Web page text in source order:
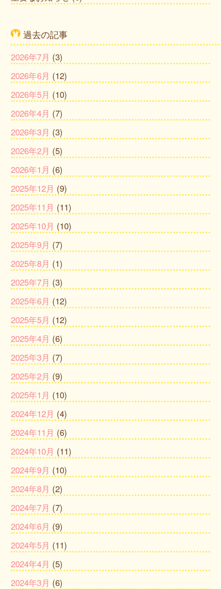
過去の記事
2026年7月 (3)
2026年6月 (12)
2026年5月 (10)
2026年4月 (7)
2026年3月 (3)
2026年2月 (5)
2026年1月 (6)
2025年12月 (9)
2025年11月 (11)
2025年10月 (10)
2025年9月 (7)
2025年8月 (1)
2025年7月 (3)
2025年6月 (12)
2025年5月 (12)
2025年4月 (6)
2025年3月 (7)
2025年2月 (9)
2025年1月 (10)
2024年12月 (4)
2024年11月 (6)
2024年10月 (11)
2024年9月 (10)
2024年8月 (2)
2024年7月 (7)
2024年6月 (9)
2024年5月 (11)
2024年4月 (5)
2024年3月 (6)